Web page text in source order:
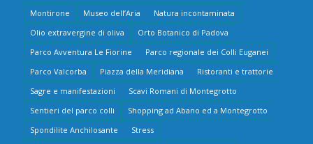
Montirone
Museo dell’Aria
Natura incontaminata
Olio extravergine di oliva
Orto Botanico di Padova
Parco Avventura Le Fiorine
Parco regionale dei Colli Euganei
Parco Valcorba
Piazza della Meridiana
Ristoranti e trattorie
Sagre e manifestazioni
Scavi Romani di Montegrotto
Sentieri del parco colli
Shopping ad Abano ed a Montegrotto
Spondilite Anchilosante
Stress